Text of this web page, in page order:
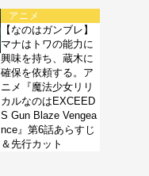
アニメ
【なのはガンブレ】
マナはトワの能力に
興味を持ち、蔵木に
確保を依頼する。ア
ニメ『魔法少女リリ
カルなのはEXCEED
S Gun Blaze Vengea
nce』第6話あらすじ
＆先行カット